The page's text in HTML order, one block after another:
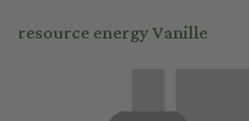
resource energy Vanille